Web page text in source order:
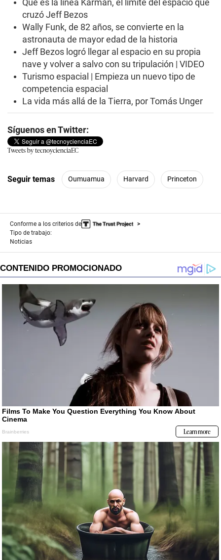
cruzó Jeff Bezos
Wally Funk, de 82 años, se convierte en la
astronauta de mayor edad de la historia
Jeff Bezos logró llegar al espacio en su propia
nave y volver a salvo con su tripulación | VIDEO
Turismo espacial | Empieza un nuevo tipo de
competencia espacial
La vida más allá de la Tierra, por Tomás Unger
Síguenos en Twitter:
Tweets by tecnoycienciaEC
Seguir temas Oumuamua Harvard Princeton
Conforme a los criterios de
Tipo de trabajo:
Noticias